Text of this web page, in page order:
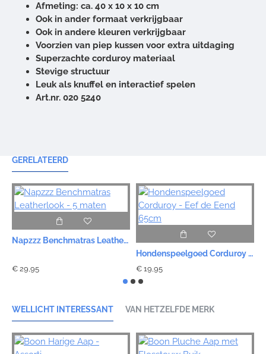
Afmeting: ca. 40 x 10 x 10 cm
Ook in ander formaat verkrijgbaar
Ook in andere kleuren verkrijgbaar
Voorzien van piep kussen voor extra uitdaging
Superzachte corduroy materiaal
Stevige structuur
Leuk als knuffel en interactief spelen
Art.nr. 020 5240
GERELATEERD
Napzzz Benchmatras Leatherlook - 5 maten
€ 29,95
Hondenspeelgoed Corduroy - Eef de Eend 65cm
€ 19,95
WELLICHT INTERESSANT VAN HETZELFDE MERK